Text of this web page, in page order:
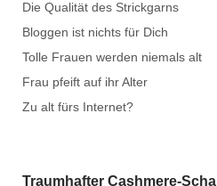
Die Qualität des Strickgarns
Bloggen ist nichts für Dich
Tolle Frauen werden niemals alt
Frau pfeift auf ihr Alter
Zu alt fürs Internet?
Traumhafter Cashmere-Schal